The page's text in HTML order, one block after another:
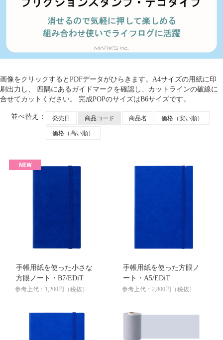
画像をクリックするとPDFデータがひらきます。A4サイズの用紙に印
刷出力し、
四隅にあるガイドマークを確認し、カットラインの破線に
合せてカットください。
完成POPのサイズはB6サイズです。
並べ替え： 発売日 商品コード 商品名 価格（安い順）
価格（高い順）
手帳用紙を使った小さな
方眼ノート・B7/EDiT
参考上代：1,200円（税抜）
手帳用紙を使った方眼ノ
ート・A5/EDiT
参考上代：2,800円（税抜）